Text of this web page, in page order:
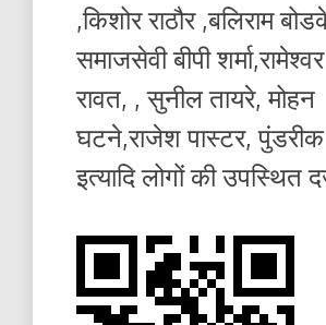
,किशोर राठौर ,बलिराम
समाजसेवी बीपी
रावत, , सुनील तायरे, मोहन
घटने,राजेश पास्टर,
इत्यादि लोगों की उपस्थित